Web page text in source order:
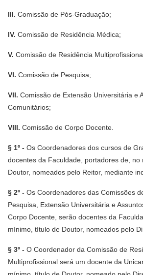
III. Comissão de Pós-Graduação;
IV. Comissão de Residência Médica;
V. Comissão de Residência
VI. Comissão de Pesquisa;
VII. Comissão de Extensão Universitária e
Comunitários;
VIII. Comissão de Corpo Docente.
§ 1º - Os Coordenadores dos cursos de
docentes da Faculdade, portadores de, no
Doutor, nomeados pelo Reitor, mediante
§ 2º - Os Coordenadores das Comissões
Pesquisa, Extensão Universitária e
Corpo Docente, serão docentes da
mínimo, título de Doutor, nomeados pelo
§ 3º - O Coordenador da Comissão de
Multiprofissional será um docente da